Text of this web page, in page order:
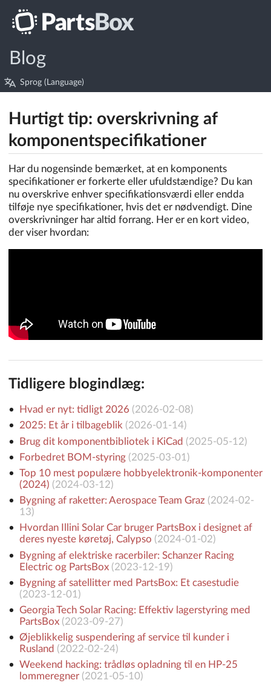
Blog
Sprog (Language)
Hurtigt tip: overskrivning af
komponentspecifikationer
Har du nogensinde bemærket, at en komponents
specifikationer er forkerte eller ufuldstændige? Du kan
nu overskrive enhver specifikationsværdi eller endda
tilføje nye specifikationer, hvis det er nødvendigt. Dine
overskrivninger har altid forrang. Her er en kort video,
der viser hvordan:
Tidligere blogindlæg:
Hvad er nyt: tidligt 2026 (2026-02-08)
2025: Et år i tilbageblik(2026-01-14)
Brug dit komponentbibliotek i KiCad (2025-05-12)
Forbedret BOM-styring(2025-03-01 )
Top 10 mest populære hobbyelektronik-komponenter
(2024) (2024-03-12)
Bygning af raketter: Aerospace Team Graz (2024-02-
13)
Hvordan Illini Solar Car bruger PartsBox i designet af
deres nyeste køretøj, Calypso (2024-01-02)
Bygning af elektriske racerbiler: Schanzer Racing
Electric og PartsBox(2023-12-19)
Bygning af satellitter med PartsBox: Et casestudie
(2023-12-01 )
Georgia Tech Solar Racing: Effektiv lagerstyring med
PartsBox(2023-09-27)
Øjeblikkelig suspendering af service til kunder i
Rusland (2022-02-24)
Weekend hacking: trådløs opladning til en HP-25
lommeregner(2021-05-10)